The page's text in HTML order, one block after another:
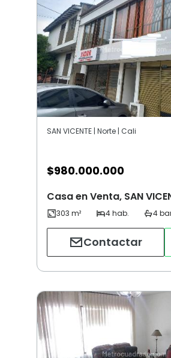
SAN VICENTE | Norte | Cali
$980.000.000
Casa en Venta, SAN
Contactar